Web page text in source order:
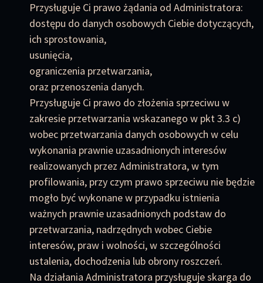
Przysługuje Ci prawo żądania od Administratora:
dostępu do danych osobowych Ciebie dotyczących,
ich sprostowania,
usunięcia,
ograniczenia przetwarzania,
oraz przenoszenia danych.
Przysługuje Ci prawo do złożenia sprzeciwu w
zakresie przetwarzania wskazanego w pkt 3.3 c)
wobec przetwarzania danych osobowych w celu
wykonania prawnie uzasadnionych interesów
realizowanych przez Administratora, w tym
profilowania, przy czym prawo sprzeciwu nie będzie
mogło być wykonane w przypadku istnienia
ważnych prawnie uzasadnionych podstaw do
przetwarzania, nadrzędnych wobec Ciebie
interesów, praw i wolności, w szczególności
ustalenia, dochodzenia lub obrony roszczeń.
Na działania Administratora przysługuje skarga do